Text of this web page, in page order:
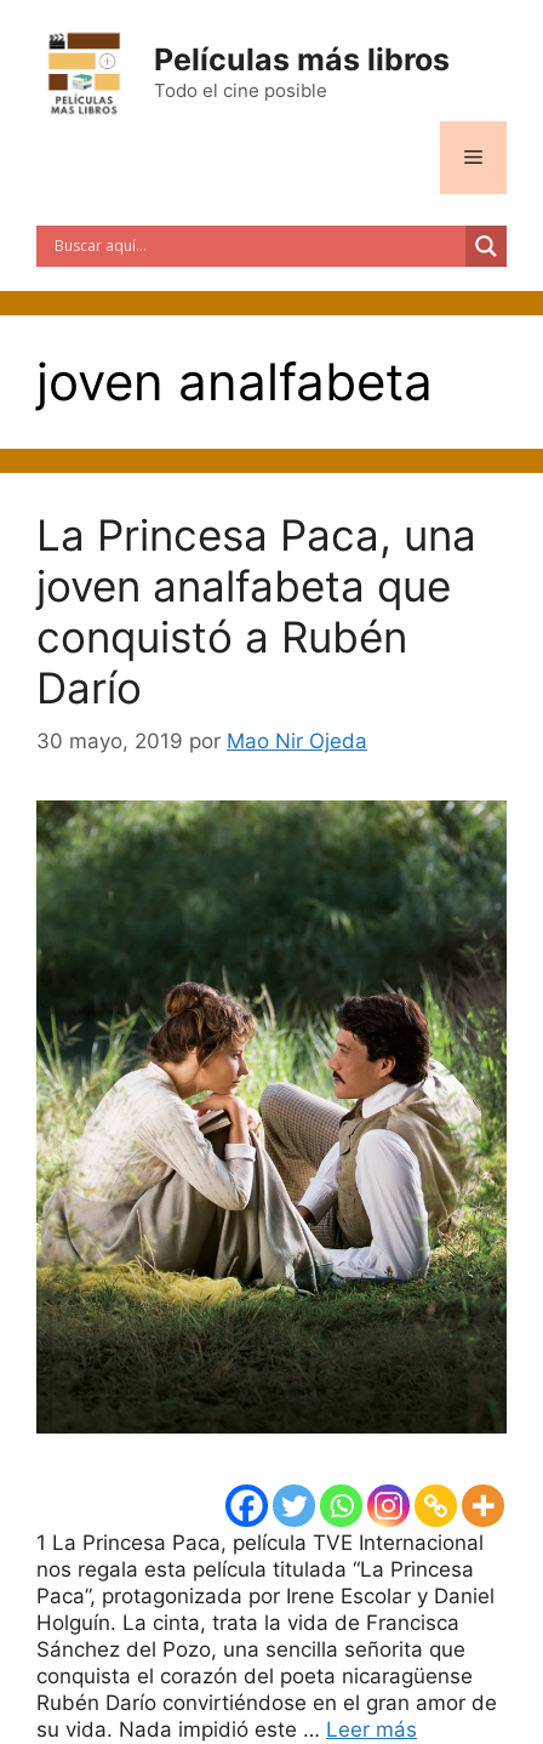
contenido
Películas más libros
Todo el cine posible
Menú
joven analfabeta
La Princesa Paca, una
joven analfabeta que
conquistó a Rubén
Darío
30 mayo, 2019 por Mao Nir Ojeda
1 La Princesa Paca, película TVE Internacional
nos regala esta película titulada “La Princesa
Paca”, protagonizada por Irene Escolar y Daniel
Holguín. La cinta, trata la vida de Francisca
Sánchez del Pozo, una sencilla señorita que
conquista el corazón del poeta nicaragüense
Rubén Darío convirtiéndose en el gran amor de
su vida. Nada impidió este … Leer más